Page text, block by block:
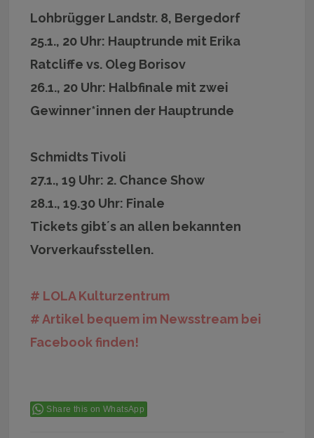
Lohbrügger Landstr. 8, Bergedorf
25.1., 20 Uhr: Hauptrunde mit Erika
Ratcliffe vs. Oleg Borisov
26.1., 20 Uhr: Halbfinale mit zwei
Gewinner*innen der Hauptrunde
Schmidts Tivoli
27.1., 19 Uhr: 2. Chance Show
28.1., 19.30 Uhr: Finale
Tickets gibt´s an allen bekannten
Vorverkaufsstellen.
# LOLA Kulturzentrum
# Artikel bequem im Newsstream bei
Facebook finden!
Share this on WhatsApp